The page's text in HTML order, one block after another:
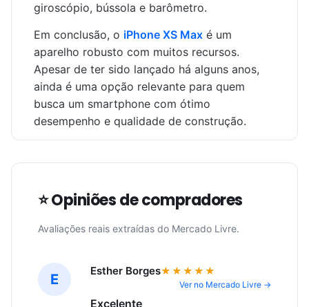
giroscópio, bússola e barômetro.
Em conclusão, o iPhone XS Max é um
aparelho robusto com muitos recursos.
Apesar de ter sido lançado há alguns anos,
ainda é uma opção relevante para quem
busca um smartphone com ótimo
desempenho e qualidade de construção.
⭐ Opiniões de compradores
Avaliações reais extraídas do Mercado Livre.
E Esther Borges★★★★★
Ver no Mercado Livre →
Excelente